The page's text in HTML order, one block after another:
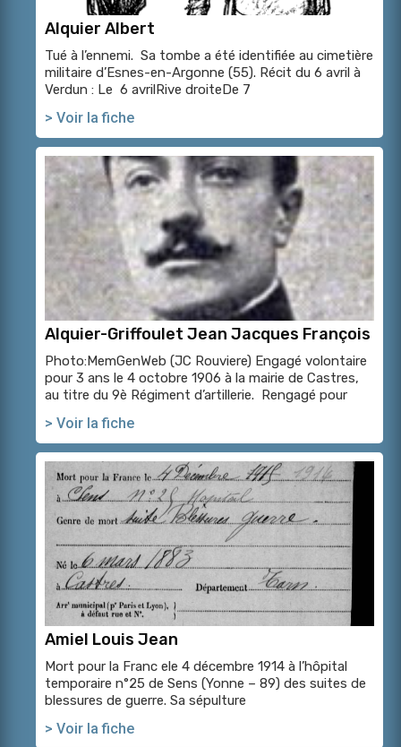
Alquier Albert
Tué à l’ennemi. Sa tombe a été identifiée au cimetière
militaire d’Esnes-en-Argonne (55). Récit du 6 avril à
Verdun : Le 6 avrilRive droiteDe 7
> Voir la fiche
Alquier-Griffoulet Jean Jacques François
Photo:MemGenWeb (JC Rouviere) Engagé volontaire
pour 3 ans le 4 octobre 1906 à la mairie de Castres,
au titre du 9è Régiment d’artillerie. Rengagé pour
> Voir la fiche
Amiel Louis Jean
Mort pour la Franc ele 4 décembre 1914 à l’hôpital
temporaire n°25 de Sens (Yonne – 89) des suites de
blessures de guerre. Sa sépulture
> Voir la fiche